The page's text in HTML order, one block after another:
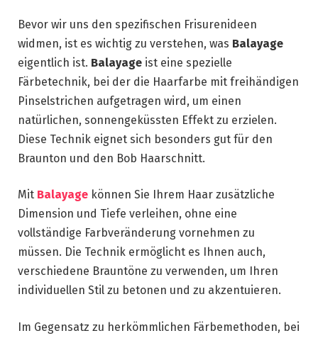
Bevor wir uns den spezifischen Frisurenideen
widmen, ist es wichtig zu verstehen, was Balayage
eigentlich ist. Balayage ist eine spezielle
Färbetechnik, bei der die Haarfarbe mit freihändigen
Pinselstrichen aufgetragen wird, um einen
natürlichen, sonnengeküssten Effekt zu erzielen.
Diese Technik eignet sich besonders gut für den
Braunton und den Bob Haarschnitt.
Mit Balayage können Sie Ihrem Haar zusätzliche
Dimension und Tiefe verleihen, ohne eine
vollständige Farbveränderung vornehmen zu
müssen. Die Technik ermöglicht es Ihnen auch,
verschiedene Brauntöne zu verwenden, um Ihren
individuellen Stil zu betonen und zu akzentuieren.
Im Gegensatz zu herkömmlichen Färbemethoden, bei